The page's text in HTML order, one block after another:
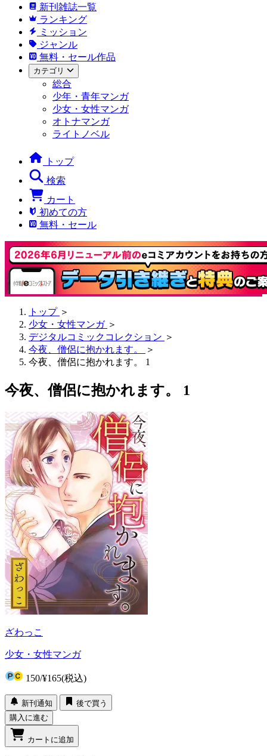
新刊雑誌一覧
ランキング
ミッション
ジャンル
無料・セール作品
カテゴリ
総合
少年・青年マンガ
少女・女性マンガ
オトナマンガ
ライトノベル
トップ
検索
カート
初めての方
無料・セール
トップ ＞
少女・女性マンガ ＞
デジタルコミックコレクション ＞
今夜、僧侶に抱かれます。
＞
今夜、僧侶に抱かれます。 1
今夜、僧侶に抱かれます。 1
ざわっこ
少女・女性マンガ
150/¥165(税込)
新刊通知
後で買う
購入に進む
カートに追加